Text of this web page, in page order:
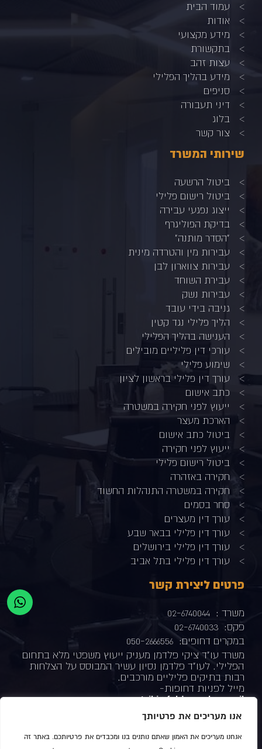
אנו מעריכים את פרטיותך
אנחנו מעריכים את האמון שאתם נותנים בנו ומכבדים את פרטיותכם. באתר זה
עמוד הבית
אודות
מידע מקצועי
בתקשורת
עצות זהב
מידע בהליך הפלילי
סניפים
דיני תעבורה
בלוג
צור קשר
שירותי המשרד
ביטול הרשעה
ביטול רישום פלילי
ייצוג נפגעי עבירה
בדיקת הפוליגרף
"הסדר מותנה"
עבירות מין והטרדה מינית
עבירות צווארון לבן
עבירת השוחד
עבירות נשק
גניבה בידי עובד
הליך פלילי נגד קטין
הענישה בהליך הפלילי
עורכי דין פליליים מובילים
שימוע פלילי
עורך דין פלילי בראשון לציון
כתב אישום
ייעוץ לפני חקירה במשטרה
הארכת מעצר
ביטול כתב אישום
ייעוץ לפני חקירה
ביטול רישום פלילי
חקירה באזהרה
חקירה במשטרה התנהלות החשוד
סחר בסמים
עורך דין מעצרים
עורך דין פלילי בבאר שבע
עורך דין פלילי בירושלים
עורך דין פלילי בתל אביב
פרטים ליצירת קשר
משרד :
02-6740044
פקס:
02-6740033
במקרים דחופים: 050-2666556
משרד עו"ד ציקי פלדמן מעניק ייעוץ משפטי מלא בתחום
הפלילי. לעו"ד פלדמן נסיון עשיר המבוסס על הצלחות
רבות בתיקים פליליים מורכבים.
מייל לפניות דחופות-
tsiki@feldman-law.co.il
כתובת המשרד- ת"א –רחוב ברקוביץ' 4 מגדל המוזיאון
עשו לנו לייק